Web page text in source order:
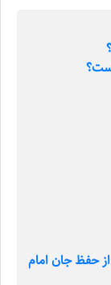
از حفظ جان امام